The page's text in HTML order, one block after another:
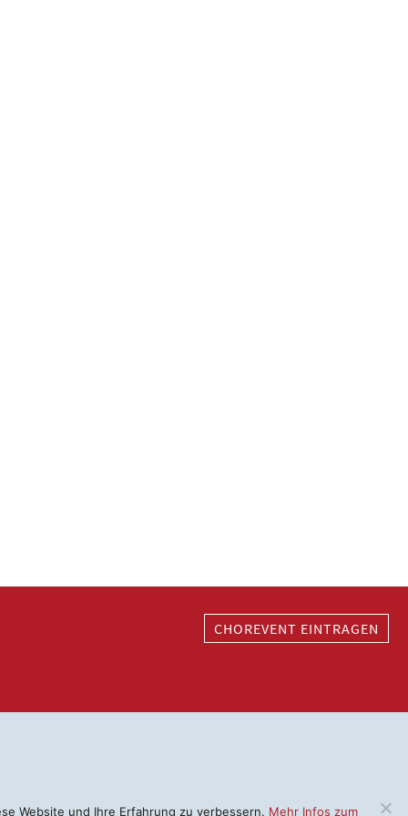
Website und Ihre Erfahrung zu verbessern. Mehr Infos zum
CHOREVENT EINTRAGEN